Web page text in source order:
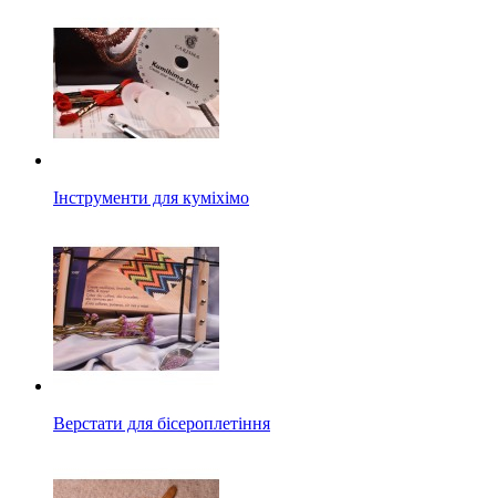
Інструменти для куміхімо
Верстати для бісероплетіння